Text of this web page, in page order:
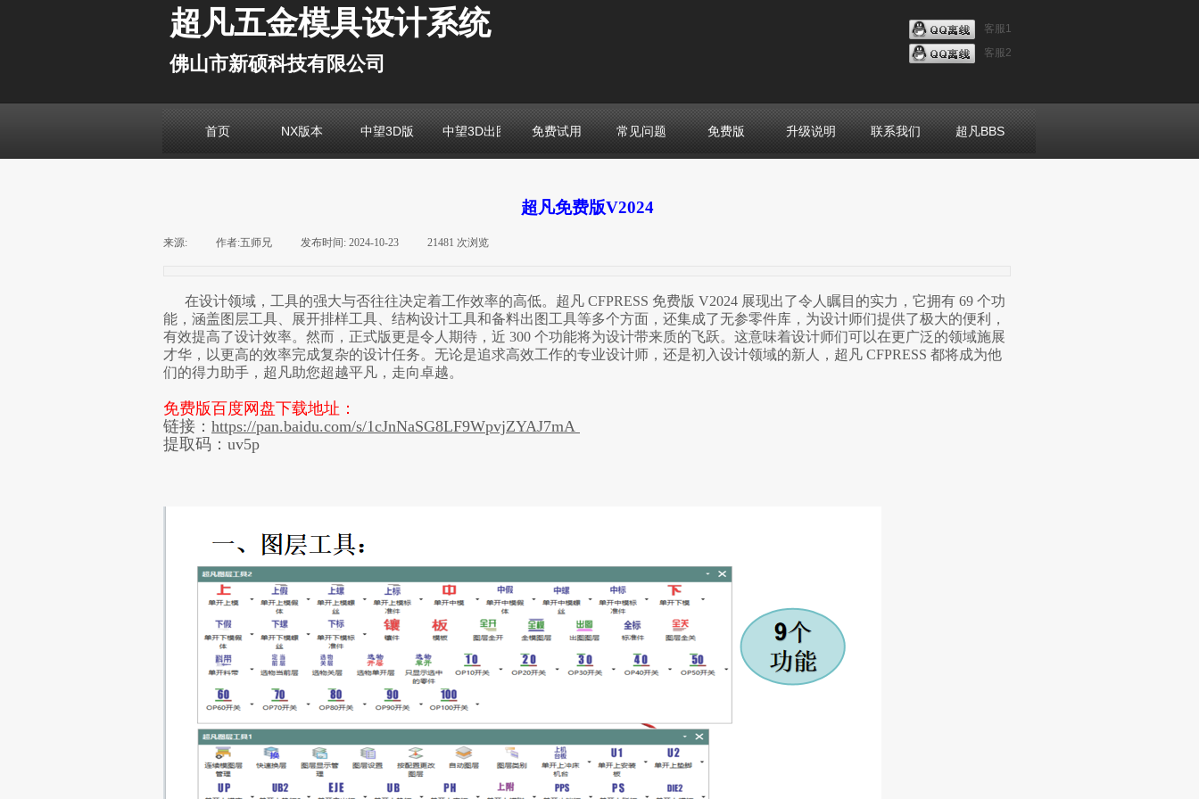
超凡五金模具设计系统
客服1
客服2
佛山市新硕科技有限公司
首页 NX版本 中望3D版 中望3D出图版 免费试用 常见问题 免费版 升级说明 联系我们 超凡BBS
超凡免费版V2024
来源: 作者:五师兄 发布时间: 2024-10-23 21481 次浏览
在设计领域，工具的强大与否往往决定着工作效率的高低。超凡 CFPRESS 免费版 V2024 展现出了令人瞩目的实力，它拥有 69 个功
能，涵盖图层工具、展开排样工具、结构设计工具和备料出图工具等多个方面，还集成了无参零件库，为设计师们提供了极大的便利，
有效提高了设计效率。然而，正式版更是令人期待，近 300 个功能将为设计带来质的飞跃。这意味着设计师们可以在更广泛的领域施展
才华，以更高的效率完成复杂的设计任务。无论是追求高效工作的专业设计师，还是初入设计领域的新人，超凡 CFPRESS 都将成为他
们的得力助手，超凡助您超越平凡，走向卓越。
免费版百度网盘下载地址：
链接： https://pan.baidu.com/s/1cJnNaSG8LF9WpvjZYAJ7mA
提取码：uv5p